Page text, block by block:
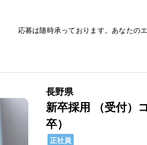
応募は随時承っております。 あなたの
長野県
新卒採用 （受付）
卒）
正社員